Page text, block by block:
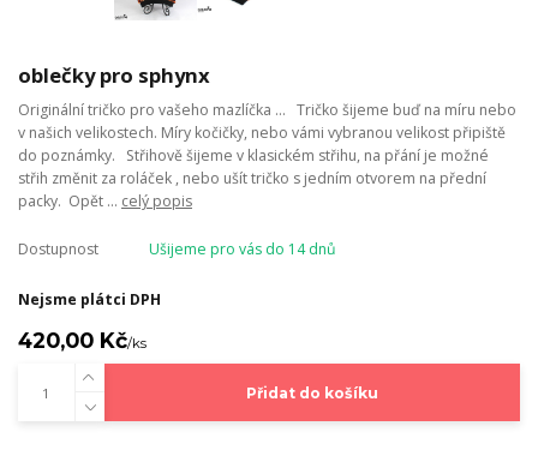
oblečky pro sphynx
Originální tričko pro vašeho mazlíčka ... Tričko šijeme buď na míru nebo
v našich velikostech. Míry kočičky, nebo vámi vybranou velikost připiště
do poznámky. Střihově šijeme v klasickém střihu, na přání je možné
střih změnit za roláček , nebo ušít tričko s jedním otvorem na přední
packy. Opět ... celý popis
Dostupnost Ušijeme pro vás do 14 dnů
Nejsme plátci DPH
420,00 Kč/ks
Přidat do košíku